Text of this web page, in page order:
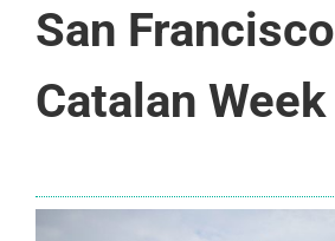
San Francisco
Catalan Week